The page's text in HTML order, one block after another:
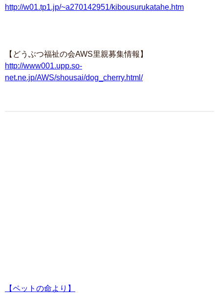
http://w01.tp1.jp/~a270142951/kibousurukatahe.htm
【どうぶつ福祉の会AWS里親募集情報】
http://www001.upp.so-
net.ne.jp/AWS/shousai/dog_cherry.html/
【ペットの命より】